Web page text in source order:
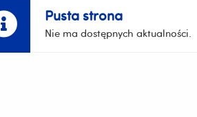
Pusta strona
Nie ma dostępnych aktualności.